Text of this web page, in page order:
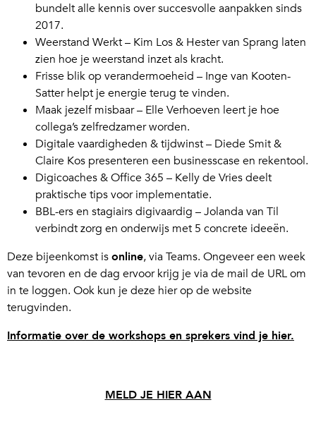
bundelt alle kennis over succesvolle aanpakken sinds
2017.
Weerstand Werkt – Kim Los & Hester van Sprang laten
zien hoe je weerstand inzet als kracht.
Frisse blik op verandermoeheid – Inge van Kooten-
Satter helpt je energie terug te vinden.
Maak jezelf misbaar – Elle Verhoeven leert je hoe
collega’s zelfredzamer worden.
Digitale vaardigheden & tijdwinst – Diede Smit &
Claire Kos presenteren een businesscase en rekentool.
Digicoaches & Office 365 – Kelly de Vries deelt
praktische tips voor implementatie.
BBL-ers en stagiairs digivaardig – Jolanda van Til
verbindt zorg en onderwijs met 5 concrete ideeën.
Deze bijeenkomst isonline, via Teams. Ongeveer een week
van tevoren en de dag ervoor krijg je via de mail de URL om
in te loggen. Ook kun je deze hier op de website
terugvinden.
Informatie over de workshops en sprekers vind je hier.
MELD JE HIER AAN